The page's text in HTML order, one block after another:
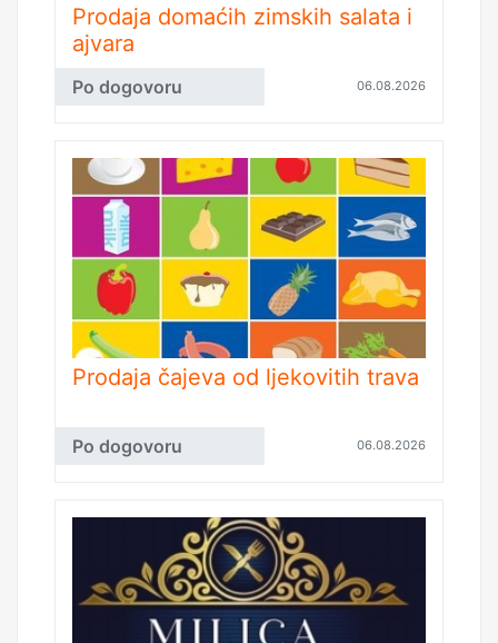
Prodaja domaćih zimskih salata i
ajvara
Po dogovoru 06.08.2026
Prodaja čajeva od ljekovitih trava
Po dogovoru 06.08.2026